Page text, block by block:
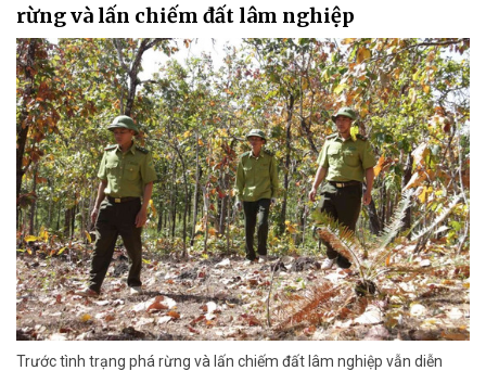
rừng và lấn chiếm đất lâm nghiệp
Trước tình trạng phá rừng và lấn chiếm đất lâm nghiệp vẫn diễn